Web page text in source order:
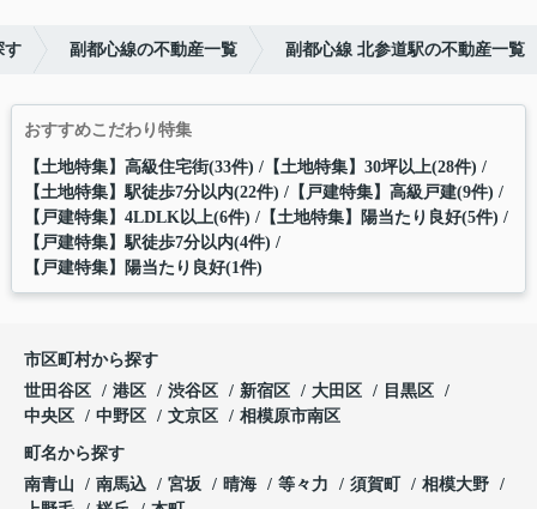
す 副都心線の不動産一覧 副都心線 北参道駅の不動産一覧
おすすめこだわり特集
【土地特集】高級住宅街(33件) 【土地特集】30坪以上(28件)
【土地特集】駅徒歩7分以内(22件) 【戸建特集】高級戸建(9件)
【戸建特集】4LDLK以上(6件) 【土地特集】陽当たり良好(5件)
【戸建特集】駅徒歩7分以内(4件)
【戸建特集】陽当たり良好(1件)
市区町村から探す
世田谷区
港区 渋谷区 新宿区 大田区
目黒区
中央区
中野区 文京区 相模原市南区
町名から探す
南青山
南馬込 宮坂 晴海 等々力 須賀町
相模大野